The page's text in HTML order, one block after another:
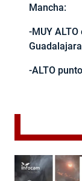
Mancha:
-MUY
-ALTO